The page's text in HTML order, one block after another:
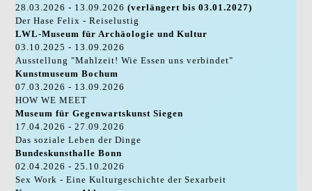
28.03.2026 - 13.09.2026(verlängert bis 03.01.2027)
Der Hase Felix - Reiselustig
LWL-Museum für Archäologie und Kultur
03.10.2025 - 13.09.2026
Ausstellung "Mahlzeit! Wie Essen uns verbindet"
Kunstmuseum Bochum
07.03.2026 - 13.09.2026
HOW WE MEET
Museum für Gegenwartskunst Siegen
17.04.2026 - 27.09.2026
Das soziale Leben der Dinge
Bundeskunsthalle Bonn
02.04.2026 - 25.10.2026
Sex Work - Eine Kulturgeschichte der Sexarbeit